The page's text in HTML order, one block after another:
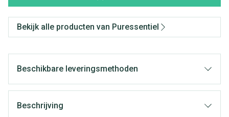
Bekijk alle producten van Puressentiel
Beschikbare leveringsmethoden
Beschrijving